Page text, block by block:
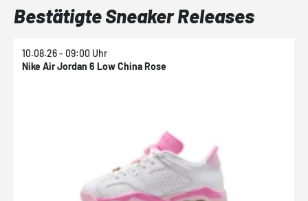
Bestätigte Sneaker Releases
10.08.26 - 09:00 Uhr
Nike Air Jordan 6 Low China Rose